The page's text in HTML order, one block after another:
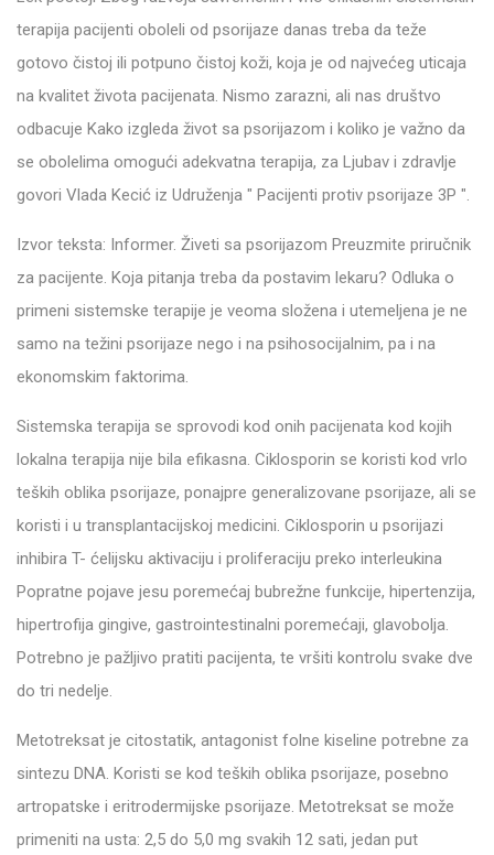
terapija pacijenti oboleli od psorijaze danas treba da teže
gotovo čistoj ili potpuno čistoj koži, koja je od najvećeg uticaja
na kvalitet života pacijenata. Nismo zarazni, ali nas društvo
odbacuje Kako izgleda život sa psorijazom i koliko je važno da
se obolelima omogući adekvatna terapija, za Ljubav i zdravlje
govori Vlada Kecić iz Udruženja " Pacijenti protiv psorijaze 3P ".
Izvor teksta: Informer. Živeti sa psorijazom Preuzmite priručnik
za pacijente. Koja pitanja treba da postavim lekaru? Odluka o
primeni sistemske terapije je veoma složena i utemeljena je ne
samo na težini psorijaze nego i na psihosocijalnim, pa i na
ekonomskim faktorima.
Sistemska terapija se sprovodi kod onih pacijenata kod kojih
lokalna terapija nije bila efikasna. Ciklosporin se koristi kod vrlo
teških oblika psorijaze, ponajpre generalizovane psorijaze, ali se
koristi i u transplantacijskoj medicini. Ciklosporin u psorijazi
inhibira T- ćelijsku aktivaciju i proliferaciju preko interleukina
Popratne pojave jesu poremećaj bubrežne funkcije, hipertenzija,
hipertrofija gingive, gastrointestinalni poremećaji, glavobolja.
Potrebno je pažljivo pratiti pacijenta, te vršiti kontrolu svake dve
do tri nedelje.
Metotreksat je citostatik, antagonist folne kiseline potrebne za
sintezu DNA. Koristi se kod teških oblika psorijaze, posebno
artropatske i eritrodermijske psorijaze. Metotreksat se može
primeniti na usta: 2,5 do 5,0 mg svakih 12 sati, jedan put